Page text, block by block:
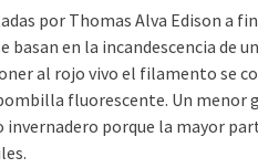
por Thomas Alva Edison a
basan en la incandescencia
al rojo vivo el filamento se
fluorescente. Un
porque la mayor